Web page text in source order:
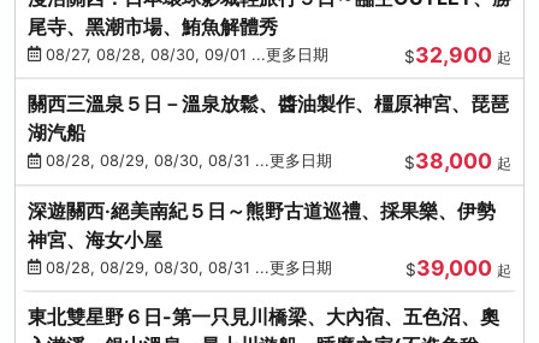
尾寺、黑潮市場、鮪魚解體秀
08/27, 08/28, 08/30, 09/01 ...更多日期 $32,900 起
關西三溫泉５日－溫泉放鬆、醬油製作、橿原神宮、琵琶
湖汽船
08/28, 08/29, 08/30, 08/31 ...更多日期 $38,000 起
深遊關西·絕美南紀５日～熊野古道巡禮、採果樂、伊勢
神宮、海女小屋
08/28, 08/29, 08/30, 08/31 ...更多日期 $39,000 起
東北雙星野６日-第一只見川橋梁、大內宿、五色沼、奧